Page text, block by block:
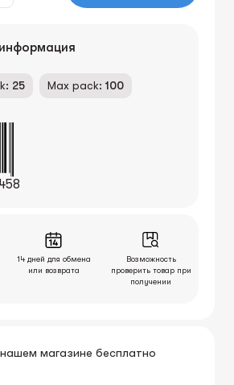
25 Max pack: 100
14 дней для обмена
или возврата
Возможность
проверить товар при
получении
магазине бесплатно